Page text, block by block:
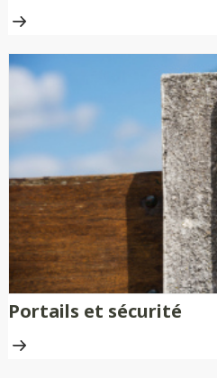
Portails et sécurité